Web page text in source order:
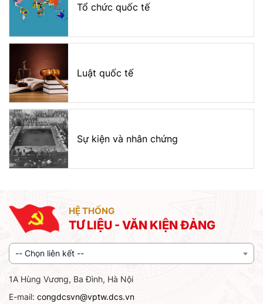
Tổ chức quốc tế
Luật quốc tế
Sự kiện và nhân chứng
HỆ THỐNG
TƯ LIỆU - VĂN KIỆN ĐẢNG
-- Chọn liên kết --
1A Hùng Vương, Ba Đình, Hà Nội
E-mail: congdcsvn@vptw.dcs.vn